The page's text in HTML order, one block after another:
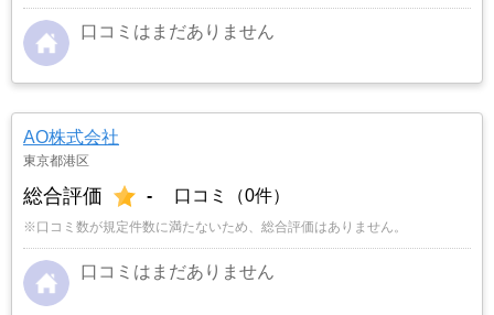
口コミはまだありません
AO株式会社
東京都港区
総合評価 - 口コミ（0件）
※口コミ数が規定件数に満たないため、総合評価はありません。
口コミはまだありません